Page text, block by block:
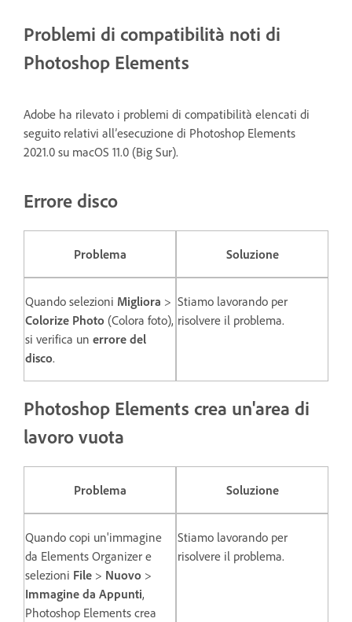
Problemi di compatibilità noti di
Photoshop Elements
Adobe ha rilevato i problemi di compatibilità elencati di
seguito relativi all’esecuzione di Photoshop Elements
2021.0 su macOS 11.0 (Big Sur).
Errore disco
Problema Soluzione
Quando selezioni Migliora >
Colorize Photo (Colora foto),
si verifica un errore del
disco.
Stiamo lavorando per
risolvere il problema.
Photoshop Elements crea un'area di
lavoro vuota
Problema Soluzione
Quando copi un'immagine
da Elements Organizer e
selezioni File > Nuovo >
Immagine da Appunti,
Photoshop Elements crea
Stiamo lavorando per
risolvere il problema.